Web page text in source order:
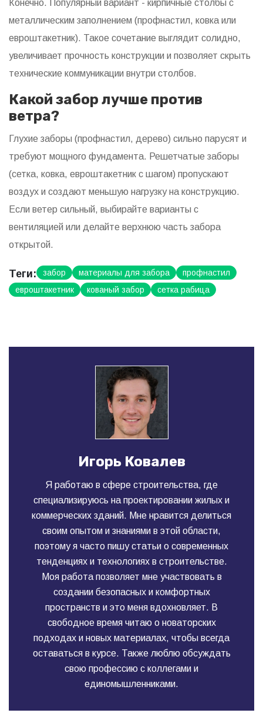
Конечно. Популярный вариант - кирпичные столбы с
металлическим заполнением (профнастил, ковка или
евроштакетник). Такое сочетание выглядит солидно,
увеличивает прочность конструкции и позволяет скрыть
технические коммуникации внутри столбов.
Какой забор лучше против
ветра?
Глухие заборы (профнастил, дерево) сильно парусят и
требуют мощного фундамента. Решетчатые заборы
(сетка, ковка, евроштакетник с шагом) пропускают
воздух и создают меньшую нагрузку на конструкцию.
Если ветер сильный, выбирайте варианты с
вентиляцией или делайте верхнюю часть забора
открытой.
Теги: забор материалы для забора
профнастил
евроштакетник
кованый забор сетка рабица
Игорь Ковалев
Я работаю в сфере строительства, где
специализируюсь на проектировании жилых и
коммерческих зданий. Мне нравится делиться
своим опытом и знаниями в этой области,
поэтому я часто пишу статьи о современных
тенденциях и технологиях в строительстве.
Моя работа позволяет мне участвовать в
создании безопасных и комфортных
пространств и это меня вдохновляет. В
свободное время читаю о новаторских
подходах и новых материалах, чтобы всегда
оставаться в курсе. Также люблю обсуждать
свою профессию с коллегами и
единомышленниками.